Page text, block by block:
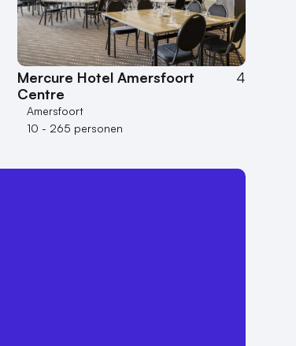
Mercure Hotel Amersfoort
Centre
4
Amersfoort
10 - 265 personen